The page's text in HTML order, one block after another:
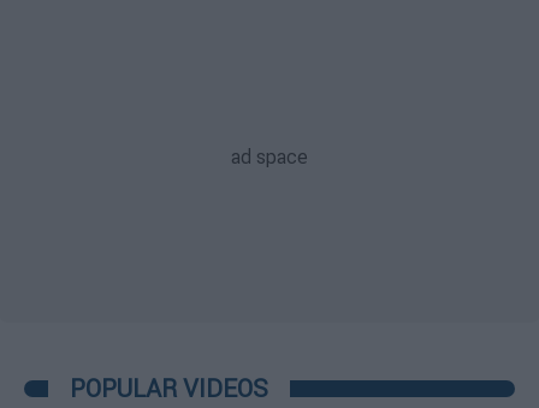
POPULAR VIDEOS